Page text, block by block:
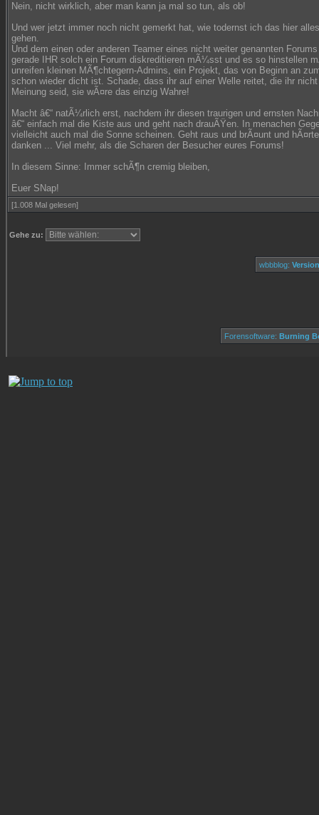
Nein, nicht wirklich, aber man kann ja mal so tun, als ob!
Und wer jetzt immer noch nicht gemerkt hat, wie todernst ich das hier
gehen.
Und dem einen oder anderen Teamer eines nicht weiter genannten
gerade IHR solch ein Forum diskreditieren mÃ¼sst und es so hinstellen
unreifen kleinen MÃ¶chtegern-Admins, ein Projekt, das von Beginn an
schon wieder dicht ist. Schade, dass ihr auf einer Welle reitet, die ihr
Meinung seid, sie wÃ¤re das einzig Wahre!
Macht â€“ natÃ¼rlich erst, nachdem ihr diesen traurigen und ernsten
â€“ einfach mal die Kiste aus und geht nach drauÃŸen. In menachen
vielleicht auch mal die Sonne scheinen. Geht raus und brÃ¤unt und
danken ... Viel mehr, als die Scharen der Besucher eures Forums!
In diesem Sinne: Immer schÃ¶n cremig bleiben,
Euer SNap!
[1.008 Mal gelesen]
Gehe zu:
wbbblog:
Forensoftware: Burning